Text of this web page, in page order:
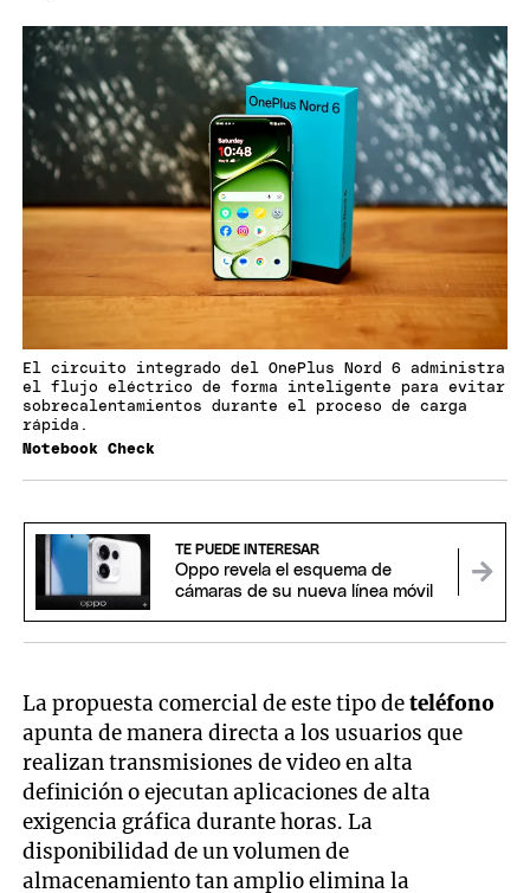
El circuito integrado del OnePlus Nord 6 administra
el flujo eléctrico de forma inteligente para evitar
sobrecalentamientos durante el proceso de carga
rápida.
Notebook Check
TE PUEDE INTERESAR
Oppo revela el esquema de
cámaras de su nueva línea móvil
La propuesta comercial de este tipo deteléfono
apunta de manera directa a los usuarios que
realizan transmisiones de video en alta
definición o ejecutan aplicaciones de alta
exigencia gráfica durante horas. La
disponibilidad de un volumen de
almacenamiento tan amplio elimina la